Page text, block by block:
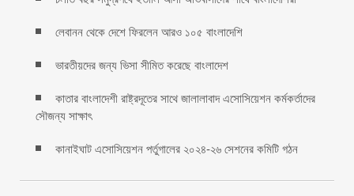
লেবানন থেকে দেশে ফিরলেন আরও ১০৫ বাংলাদেশি
ভারতীয়দের জন্য ভিসা সীমিত করেছে বাংলাদেশ
কাতার বাংলাদেশী রাষ্ট্রদূতের সাথে জালালাবাদ এসোসিয়েশন কর্মকর্তাদের
সৌজন্য সাক্ষাৎ
কানাইঘাট এসোসিয়েশন পর্তুগালের ২০২৪-২৬ সেশনের কমিটি গঠন